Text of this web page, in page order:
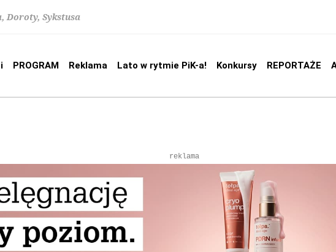
Doroty, Sykstusa
PROGRAM Reklama Lato w rytmie PiK-a! Konkursy REPORTAŻE
reklama